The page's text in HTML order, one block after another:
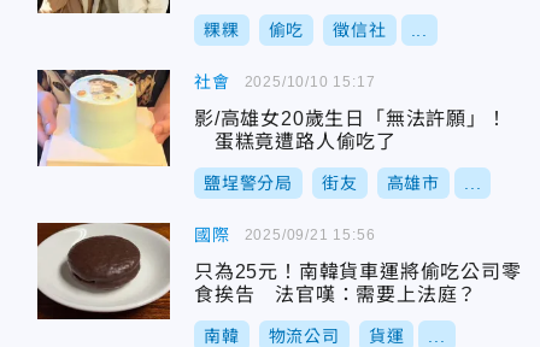
粿粿 偷吃 徵信社
社會
影/高雄女20歲生日「無法許願」！
蛋糕竟遭路人偷吃了
鹽埕警分局 街友 高雄市
2025/10/10 15:17
國際
只為25元！南韓貨車運將偷吃公司零
食挨告 法官嘆：需要上法庭？
南韓 物流公司 貨運
2025/09/21 15:56